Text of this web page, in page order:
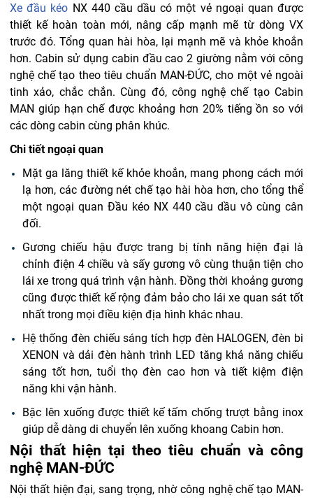
Xe đầu kéo NX 440 cầu dầu có một vẻ ngoại quan được
thiết kế hoàn toàn mới, nâng cấp mạnh mẽ từ dòng VX
trước đó. Tổng quan hài hòa, lại mạnh mẽ và khỏe khoắn
hơn. Cabin sử dụng cabin đầu cao 2 giường nằm với công
nghệ chế tạo theo tiêu chuẩn MAN-ĐỨC, cho một vẻ ngoài
tinh xảo, chắc chắn. Cùng đó, công nghệ chế tạo Cabin
MAN giúp hạn chế được khoảng hơn 20% tiếng ồn so với
các dòng cabin cùng phân khúc.
Chi tiết ngoại quan
Mặt ga lăng thiết kế khỏe khoắn, mang phong cách mới
lạ hơn, các đường nét chế tạo hài hòa hơn, cho tổng thể
một ngoại quan Đầu kéo NX 440 cầu dầu vô cùng cân
đối.
Gương chiếu hậu được trang bị tính năng hiện đại là
chỉnh điện 4 chiều và sấy gương vô cùng thuận tiện cho
lái xe trong quá trình vận hành. Đồng thời khoảng gương
cũng được thiết kế rộng đảm bảo cho lái xe quan sát tốt
nhất trong mọi điều kiện địa hình khác nhau.
Hệ thống đèn chiếu sáng tích hợp đèn HALOGEN, đèn bi
XENON và dải đèn hành trình LED tăng khả năng chiếu
sáng tốt hơn, tuổi thọ đèn cao hơn và tiết kiệm điện
năng khi vận hành.
Bậc lên xuống được thiết kế tấm chống trượt bằng inox
giúp dễ dàng di chuyển lên xuống khoang Cabin hơn.
Nội thất hiện tại theo tiêu chuẩn và công
nghệ MAN-ĐỨC
Nội thất hiện đại, sang trọng, nhờ công nghệ chế tạo MAN-